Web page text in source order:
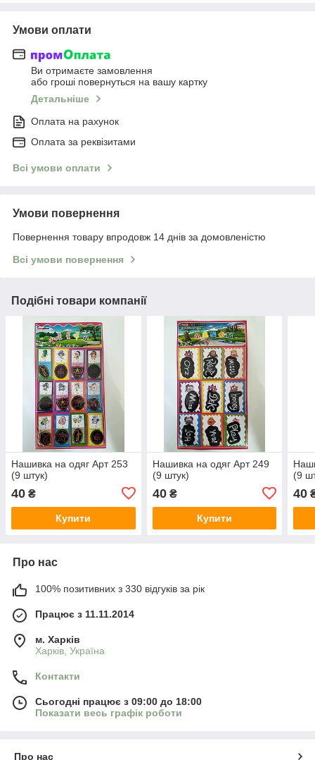
Умови оплати
Ви отримаєте замовлення
або гроші повернуться на вашу картку
Детальніше
Оплата на рахунок
Оплата за реквізитами
Всі умови оплати
Умови повернення
Повернення товару впродовж 14 днів за домовленістю
Всі умови повернення
Подібні товари компанії
Нашивка на одяг Арт 253
(9 штук)
40 ₴
Купити
Нашивка на одяг Арт 249
(9 штук)
40₴
Купити
(9
40
Про нас
100% позитивних з 330 відгуків за рік
Працює з 11.11.2014
м. Харків
Харків, Україна
Контакти
Сьогодні працює з 09:00 до 18:00
Показати весь графік роботи
Про нас